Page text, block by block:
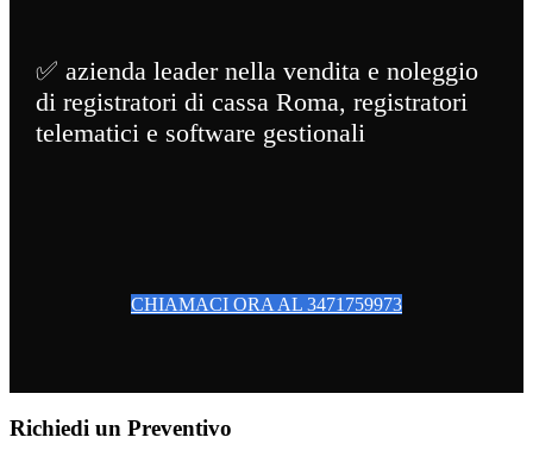
✅ azienda leader nella vendita e noleggio
di registratori di cassa Roma, registratori
telematici e software gestionali
CHIAMACI ORA AL 3471759973
Richiedi un Preventivo